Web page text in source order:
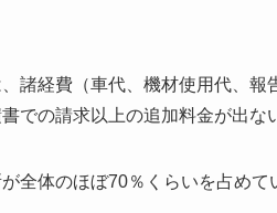
諸経費（車代、機材使用代、
での請求以上の追加料金が出な
全体のほぼ70％くらいを占めて